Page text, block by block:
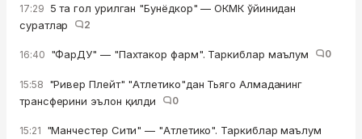
17:29 5 та гол урилган "Бунёдкор" — ОКМК ўйинидан
суратлар
2
16:40 "ФарДУ" — "Пахтакор фарм". Таркиблар маълум 0
15:58 "Ривер Плейт" "Атлетико"дан Тьяго Алмаданинг
трансферини эълон қилди
0
15:21 "Манчестер Сити" — "Атлетико". Таркиблар маълум